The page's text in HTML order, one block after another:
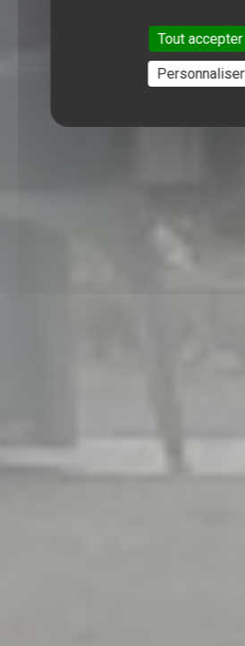
Tout accepter
Personnaliser